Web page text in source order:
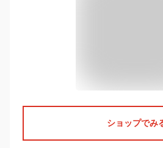
ショップでみ